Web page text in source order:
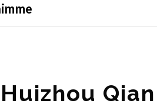
Huizhou